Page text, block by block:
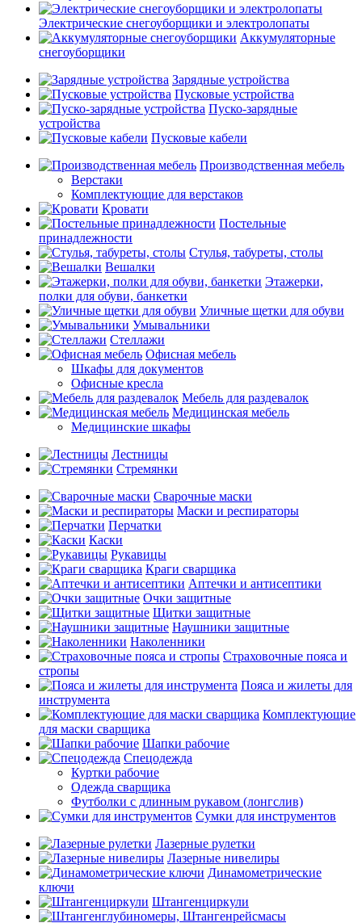
Электрические снегоуборщики и электролопаты
Аккумуляторные
снегоуборщики
Зарядные устройства
Пусковые устройства
Пуско-зарядные
устройства
Пусковые кабели
Производственная мебель
Верстаки
Комплектующие для верстаков
Кровати
Постельные
принадлежности
Стулья, табуреты, столы
Вешалки
Этажерки,
полки для обуви, банкетки
Уличные щетки для обуви
Умывальники
Стеллажи
Офисная мебель
Шкафы для документов
Офисные кресла
Мебель для раздевалок
Медицинская мебель
Медицинские шкафы
Лестницы
Стремянки
Сварочные маски
Маски и респираторы
Перчатки
Каски
Рукавицы
Краги сварщика
Аптечки и антисептики
Очки защитные
Щитки защитные
Наушники защитные
Наколенники
Страховочные пояса и
стропы
Пояса и жилеты для
инструмента
Комплектующие
для маски сварщика
Шапки рабочие
Спецодежда
Куртки рабочие
Одежда сварщика
Футболки с длинным рукавом (лонгслив)
Сумки для инструментов
Лазерные рулетки
Лазерные нивелиры
Динамометрические
ключи
Штангенциркули